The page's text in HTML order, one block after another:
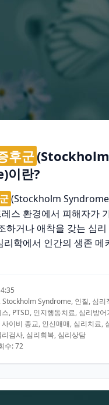
후군(Stockholm
이란?
(Stockholm
스 환경에서 피해자가
하거나 애착을 갖는 심리
리학에서 인간의 생존 메
Syndrome, 인질, 심리
, PTSD, 인지행동치료, 심리방
이비 종교, 인신매매, 심리치료,
검사, 심리회복, 심리상담
수: 72